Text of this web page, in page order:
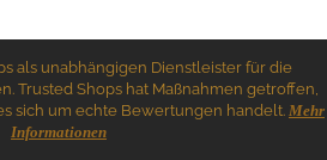
als unabhängigen Dienstleister für die
Trusted Shops hat Maßnahmen getroffen,
sich um echte Bewertungen handelt. Mehr
Informationen